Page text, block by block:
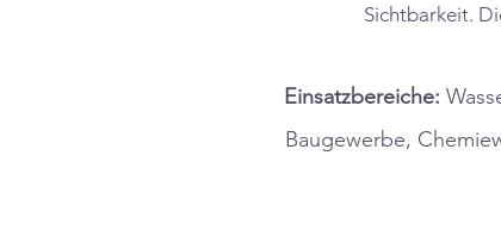
Sichtbarkeit.
Einsatzbereiche:
Baugewerbe,